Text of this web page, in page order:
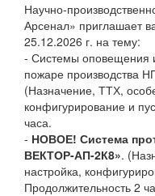
Научно-
Арсенал» приглашает
25.12.2026 г. на тему:
- Системы оповещения
пожаре производства
(Назначение, ТТХ,
конфигурирование и
часа.
- НОВОЕ! Система
ВЕКТОР-АП-2К8».
настройка,
Продолжительность 2